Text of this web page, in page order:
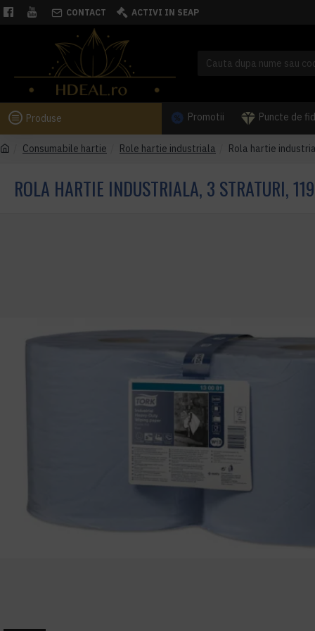
CONTACT ACTIVI IN SEAP
Produse Promotii Puncte de
Consumabile hartie Role hartie industriala Rola hartie
ROLA HARTIE INDUSTRIALA, 3 STRATURI,